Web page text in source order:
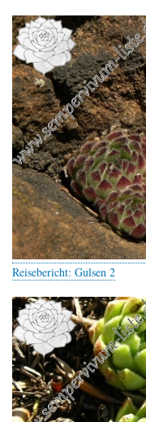
Reisebericht: Gulsen 2